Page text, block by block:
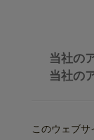
当社の
当社の
このウェブ